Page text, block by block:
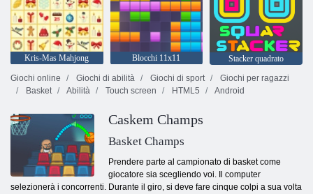
Kris-Mas Mahjong Blocchi 11x11
Stacker quadrato
Giochi online
Giochi di abilità Giochi di sport
Giochi per ragazzi
Basket
Abilità Touch screen HTML5 Android
Caskem Champs
Basket Champs
Prendere parte al campionato di basket come
giocatore sia scegliendo voi. Il computer
selezionerà i concorrenti. Durante il giro, si deve fare cinque colpi a sua volta